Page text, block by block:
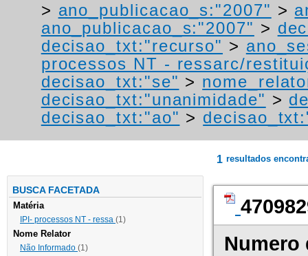
> ano_publicacao_s:"2007" >
ano_publicacao_s:"2007" >
decisao_txt:"recurso" >
processos NT - ressarc/
decisao_txt:"se" >
decisao_txt:"unanimidade" >
decisao_txt:"ao" >
BUSCA FACETADA
Matéria
IPI- processos NT - ressa (1)
Nome Relator
Não Informado (1)
1 resultados
Numero